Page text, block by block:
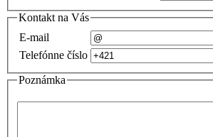
Kontakt na Vás
E-mail
Telefónne číslo
Poznámka